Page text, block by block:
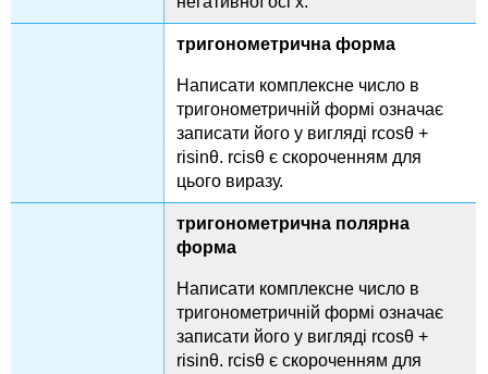
тригонометрична форма
Написати комплексне число в
тригонометричній формі означає
записати його у вигляді rcosθ +
risinθ. rcisθ є скороченням для
цього виразу.
тригонометрична полярна
форма
Написати комплексне число в
тригонометричній формі означає
записати його у вигляді rcosθ +
risinθ. rcisθ є скороченням для